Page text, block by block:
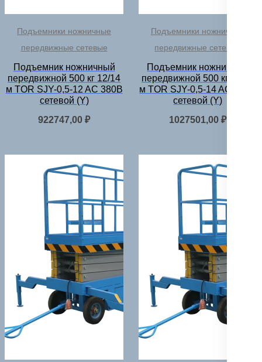
Подъемники ножничные
передвижные сетевые
Подъемник ножничный
передвижной 500 кг 12/14
м TOR SJY-0,5-12 AC 380В
сетевой (Y)
922747,00₽
Подъемники ножничные
передвижные сетевые
Подъемник ножничный
передвижной 500 кг 14/16
м TOR SJY-0,5-14 AC 380В
сетевой (Y)
1027501,00₽